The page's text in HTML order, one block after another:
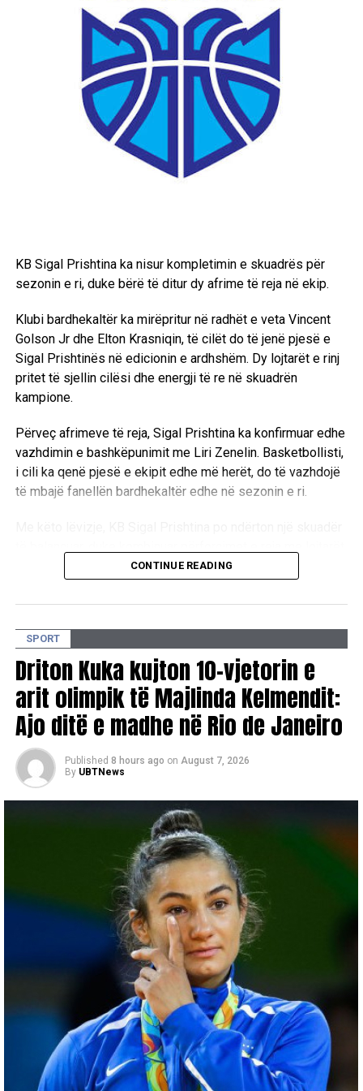
KB Sigal Prishtina ka nisur kompletimin e skuadrës për
sezonin e ri, duke bërë të ditur dy afrime të reja në ekip.
Klubi bardhekaltër ka mirëpritur në radhët e veta Vincent
Golson Jr dhe Elton Krasniqin, të cilët do të jenë pjesë e
Sigal Prishtinës në edicionin e ardhshëm. Dy lojtarët e rinj
pritet të sjellin cilësi dhe energji të re në skuadrën
kampione.
Përveç afrimeve të reja, Sigal Prishtina ka konfirmuar edhe
vazhdimin e bashkëpunimit me Liri Zenelin. Basketbollisti,
i cili ka qenë pjesë e ekipit edhe më herët, do të vazhdojë
të mbajë fanellën bardhekaltër edhe në sezonin e ri.
që tashmë e njohin ambientin e klubit.
D.L
CONTINUE READING
SPORT
Driton Kuka kujton 10-vjetorin e
arit olimpik të Majlinda Kelmendit:
Ajo ditë e madhe në Rio de Janeiro
Published 8 hours ago on August 7, 2026
By UBTNews